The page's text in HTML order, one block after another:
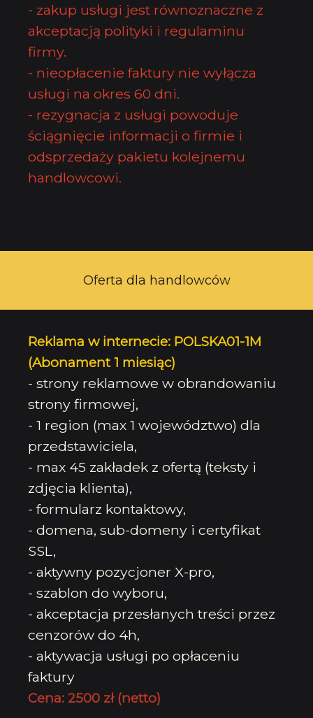
- zakup usługi jest równoznaczne z
akceptacją polityki i regulaminu
firmy.
- nieopłacenie faktury nie wyłącza
usługi na okres 60 dni.
- rezygnacja z usługi powoduje
ściągnięcie informacji o firmie i
odsprzedaży pakietu kolejnemu
handlowcowi.
Oferta dla handlowców
Reklama w internecie: POLSKA01-1M
(Abonament 1 miesiąc)
- strony reklamowe w obrandowaniu
strony firmowej,
- 1 region (max 1 województwo) dla
przedstawiciela,
- max 45 zakładek z ofertą (teksty i
zdjęcia klienta),
- formularz kontaktowy,
- domena, sub-domeny i certyfikat
SSL,
- aktywny pozycjoner X-pro,
- szablon do wyboru,
- akceptacja przesłanych treści przez
cenzorów do 4h,
- aktywacja usługi po opłaceniu
faktury
Cena: 2500 zł (netto)